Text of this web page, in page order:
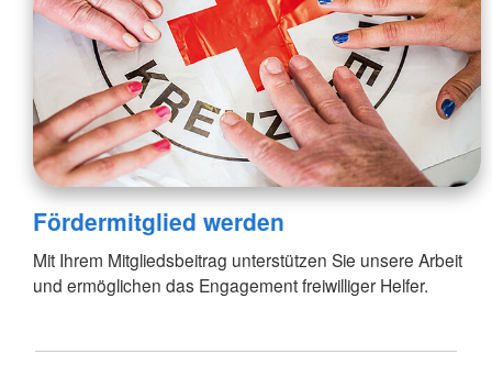
Fördermitglied werden
Mit Ihrem Mitgliedsbeitrag unterstützen Sie unsere Arbeit
und ermöglichen das Engagement freiwilliger Helfer.